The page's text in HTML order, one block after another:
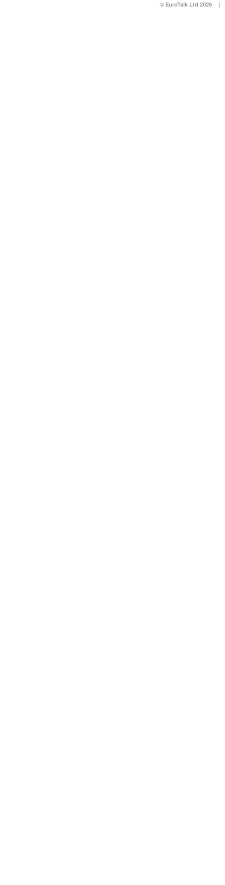
© EuroTalk Ltd 2026 |